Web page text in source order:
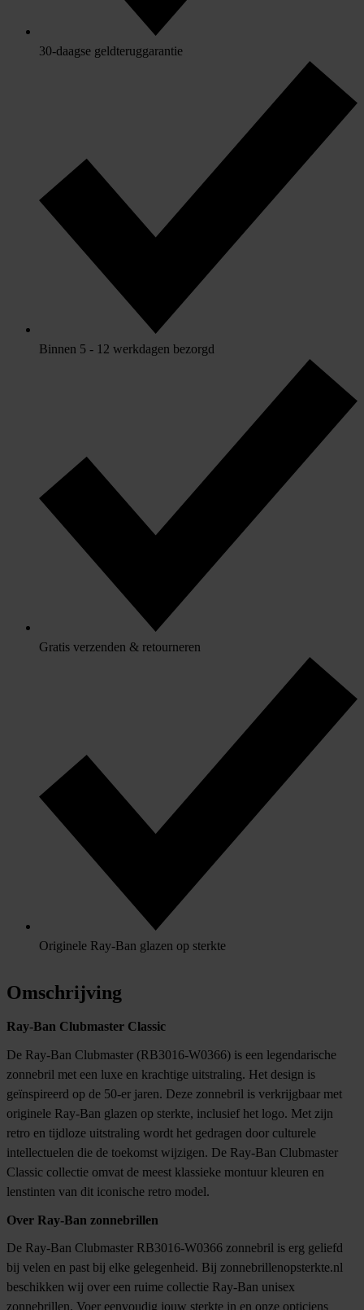
30-daagse geldteruggarantie
Binnen 5 - 12 werkdagen bezorgd
Gratis verzenden & retourneren
Originele Ray-Ban glazen op sterkte
Omschrijving
Ray-Ban Clubmaster Classic
De Ray-Ban Clubmaster (RB3016-W0366) is een legendarische
zonnebril met een luxe en krachtige uitstraling. Het design is
geïnspireerd op de 50-er jaren. Deze zonnebril is verkrijgbaar met
originele Ray-Ban glazen op sterkte, inclusief het logo. Met zijn
retro en tijdloze uitstraling wordt het gedragen door culturele
intellectuelen die de toekomst wijzigen. De Ray-Ban Clubmaster
Classic collectie omvat de meest klassieke montuur kleuren en
lenstinten van dit iconische retro model.
Over Ray-Ban zonnebrillen
De Ray-Ban Clubmaster RB3016-W0366 zonnebril is erg geliefd
bij velen en past bij elke gelegenheid. Bij zonnebrillenopsterkte.nl
beschikken wij over een ruime collectie Ray-Ban unisex
zonnebrillen. Voer eenvoudig jouw sterkte in en onze opticiens